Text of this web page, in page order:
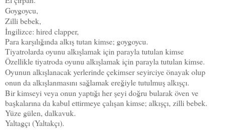
Goygoycu,
Zilli bebek,
İngilizce: hired clapper,
Para karşılığında alkış tutan kimse; goygoycu.
Tiyatrolarda oyunu alkışlamak için parayla tutulan kimse
Özellikle tiyatroda oyunu alkışlamak için parayla tutulan kimse.
Oyunun alkışlanacak yerlerinde çekimser seyirciye önayak olup
onun da alkışlanmasını sağlamak ereğiyle tutulmuş alkışçı.
Bir kimseyi veya onun yaptığı her şeyi doğru bularak öven ve
başkalarına da kabul ettirmeye çalışan kimse; alkışçı, zilli bebek.
Yüze gülen, dalkavuk.
Yaltagçı (Yaltakçı).